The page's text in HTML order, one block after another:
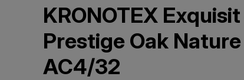
KRONOTEX
Prestige Oak
AC4/32